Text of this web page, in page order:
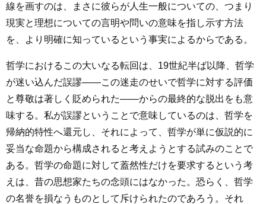
線を画すのは、まさに彼らが人生一般についての、つまり
現実と理想についての言明や問いの意味を指し示す方法
を、より明確に知っているという事実によるからである。
哲学におけるこの大いなる転回は、19世紀半ば以降、哲学
が迷い込んだ誤謬――この迷走のせいで哲学に対する評価
と尊敬は著しく貶められた――からの最終的な脱出をも意
味する。私が誤謬ということで意味しているのは、哲学を
帰納的特性へ還元し、それによって、哲学が単に仮説的に
妥当な命題から構成されると考えようとする試みのことで
ある。哲学の命題に対して蓋然性だけを要求するという考
えは、昔の思想家たちの念頭にはなかった。恐らく、哲学
の名誉を損なうものとして斥けられたのであろう。それ